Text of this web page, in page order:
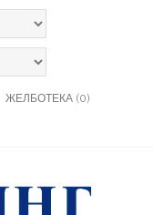
ЖЕЛБОТЕКА (0)